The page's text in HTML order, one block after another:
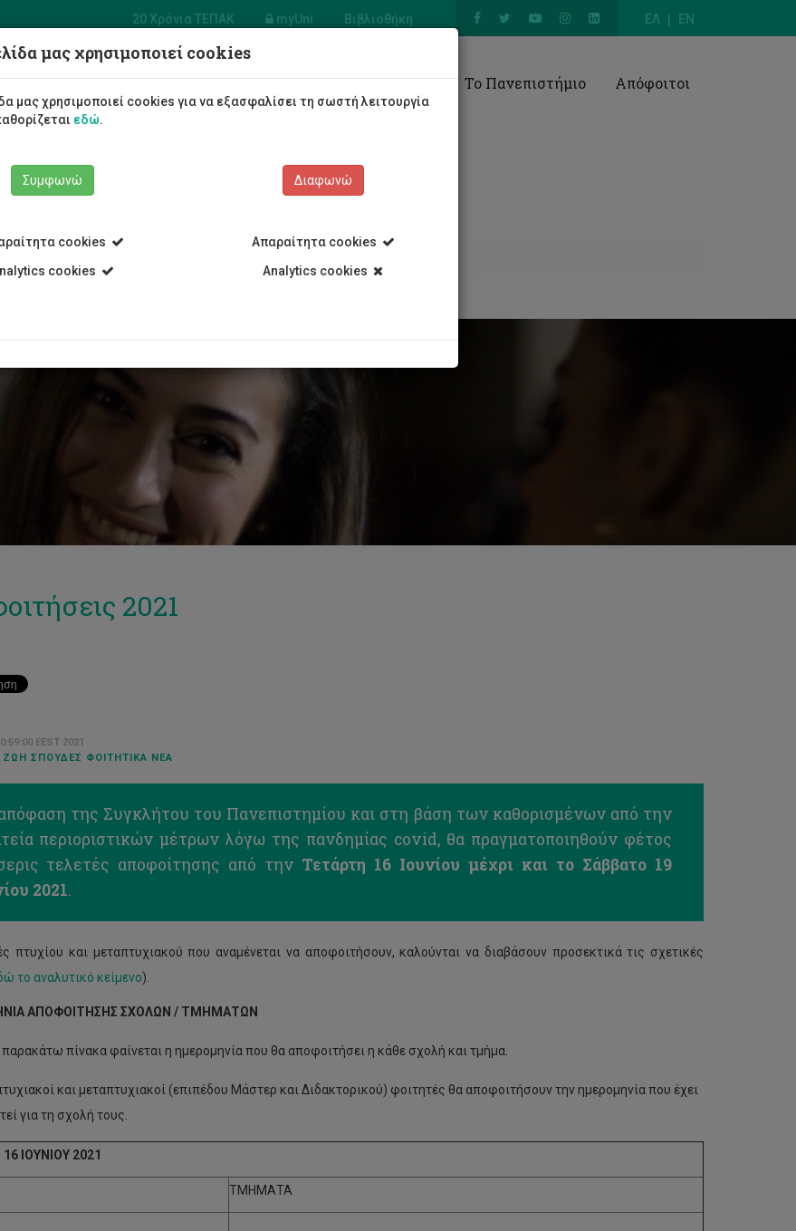
ΕΛ EN
20 Χρόνια ΤΕΠΑΚ myUni Βιβλιοθήκη
Φοιτητές/τριες Σπουδές Έρευνα Το Πανεπιστήμιο Απόφοιτοι
2021
EEST 2021
ΖΩΉ ΣΠΟΥΔΈΣ ΦΟΙΤΗΤΙΚΆ ΝΈΑ
της Συγκλήτου του Πανεπιστημίου και στη βάση των καθορισμένων από την
περιοριστικών μέτρων λόγω της πανδημίας covid, θα πραγματοποιηθούν φέτος
τελετές αποφοίτησης από την Τετάρτη 16 Ιουνίου μέχρι και το Σάββατο 19
2021.
πτυχίου και μεταπτυχιακού που αναμένεται να αποφοιτήσουν, καλούνται να διαβάσουν προσεκτικά τις σχετικές
το αναλυτικό κείμενο).
ΑΠΟΦΟΙΤΗΣΗΣ ΣΧΟΛΩΝ / ΤΜΗΜΑΤΩΝ
πίνακα φαίνεται η ημερομηνία που θα αποφοιτήσει η κάθε σχολή και τμήμα.
και μεταπτυχιακοί (επιπέδου Μάστερ και Διδακτορικού) φοιτητές θα αποφοιτήσουν την ημερομηνία που έχει
για τη σχολή τους.
ΙΟΥΝΙΟΥ 2021
ΤΜΗΜΑΤΑ
μας χρησιμοποιεί cookies
μας χρησιμοποιεί cookies για να εξασφαλίσει τη σωστή λειτουργία
εδώ.
Συμφωνώ
cookies
cookies
Διαφωνώ
Απαραίτητα cookies
Analytics cookies